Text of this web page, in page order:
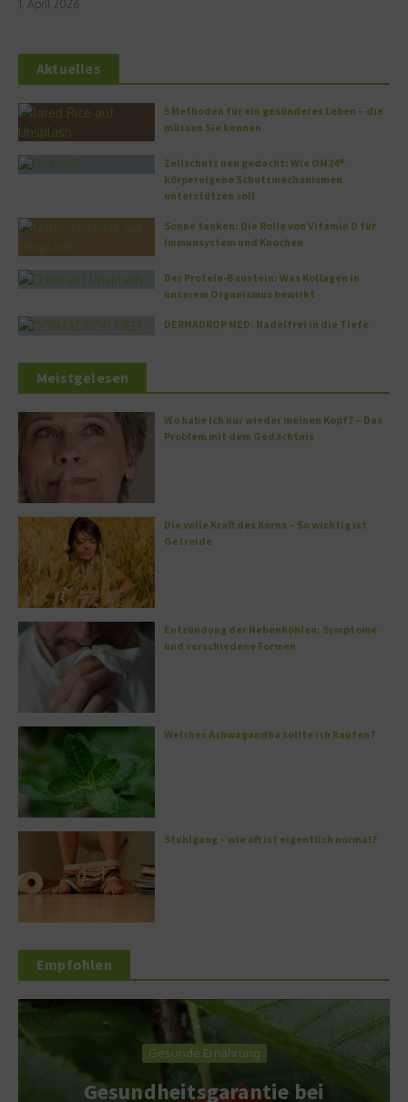
1. April 2026
Aktuelles
5 Methoden für ein gesünderes Leben – die
müssen Sie kennen
Zellschutz neu gedacht: Wie OM24®
körpereigene Schutzmechanismen
unterstützen soll
Sonne tanken: Die Rolle von Vitamin D für
Immunsystem und Knochen
Der Protein-Baustein: Was Kollagen in
unserem Organismus bewirkt
DERMADROP MED: Nadelfrei in die Tiefe
Meistgelesen
Wo habe ich nur wieder meinen Kopf? – Das
Problem mit dem Gedächtnis
Die volle Kraft des Korns – So wichtig ist
Getreide
Entzündung der Nebenhöhlen: Symptome
und verschiedene Formen
Welches Ashwagandha sollte ich kaufen?
Stuhlgang – wie oft ist eigentlich normal?
Empfohlen
Gesunde Ernährung
Gesundheitsgarantie bei